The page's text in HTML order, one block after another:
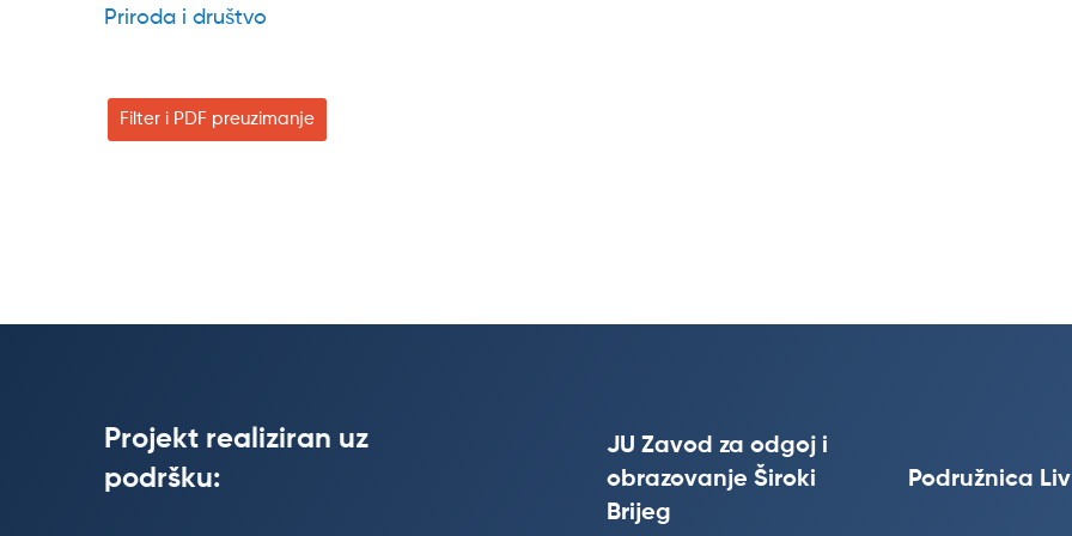
Priroda i društvo
Filter i PDF preuzimanje
Projekt realiziran uz
podršku:
JU Zavod za odgoj i
obrazovanje Široki
Brijeg
Podružnica